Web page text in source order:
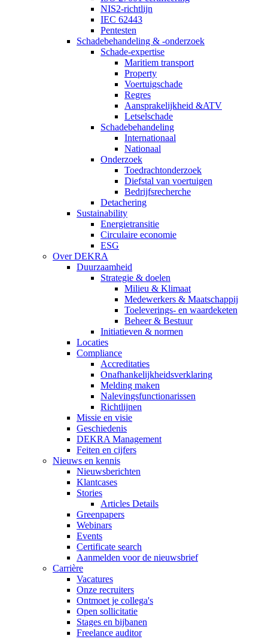
NIS2-richtlijn
IEC 62443
Pentesten
Schadebehandeling & -onderzoek
Schade-expertise
Maritiem transport
Property
Voertuigschade
Regres
Aansprakelijkheid &ATV
Letselschade
Schadebehandeling
Internationaal
Nationaal
Onderzoek
Toedrachtonderzoek
Diefstal van voertuigen
Bedrijfsrecherche
Detachering
Sustainability
Energietransitie
Circulaire economie
ESG
Over DEKRA
Duurzaamheid
Strategie & doelen
Milieu & Klimaat
Medewerkers & Maatschappij
Toeleverings- en waardeketen
Beheer & Bestuur
Initiatieven & normen
Locaties
Compliance
Accreditaties
Onafhankelijkheidsverklaring
Melding maken
Nalevingsfunctionarissen
Richtlijnen
Missie en visie
Geschiedenis
DEKRA Management
Feiten en cijfers
Nieuws en kennis
Nieuwsberichten
Klantcases
Stories
Articles Details
Greenpapers
Webinars
Events
Certificate search
Aanmelden voor de nieuwsbrief
Carrière
Vacatures
Onze recruiters
Ontmoet je collega's
Open sollicitatie
Stages en bijbanen
Freelance auditor